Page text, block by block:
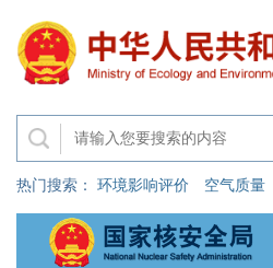
热门搜索： 环境影响评价 空气质量